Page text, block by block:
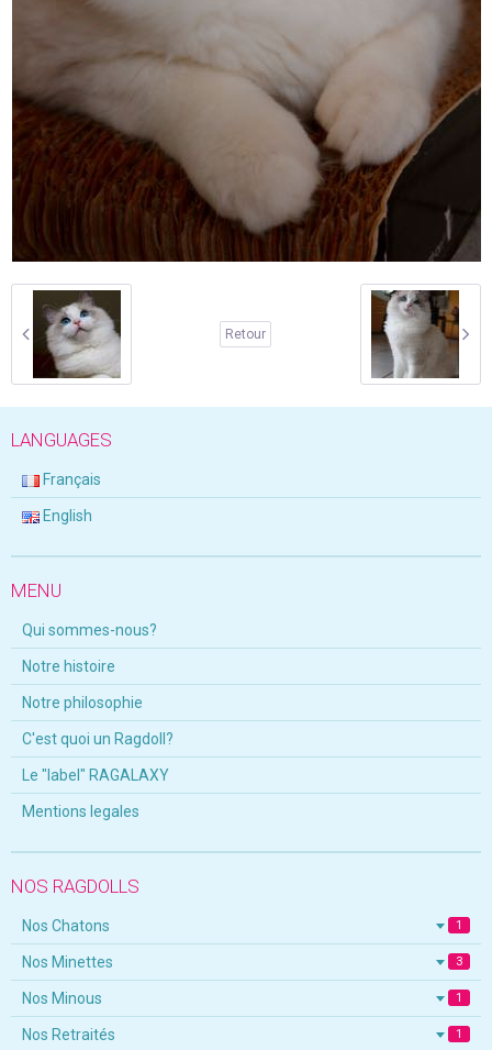
Retour
LANGUAGES
Français
English
MENU
Qui sommes-nous?
Notre histoire
Notre philosophie
C'est quoi un Ragdoll?
Le "label" RAGALAXY
Mentions legales
NOS RAGDOLLS
Nos Chatons 1
Nos Minettes 3
Nos Minous 1
Nos Retraités 1